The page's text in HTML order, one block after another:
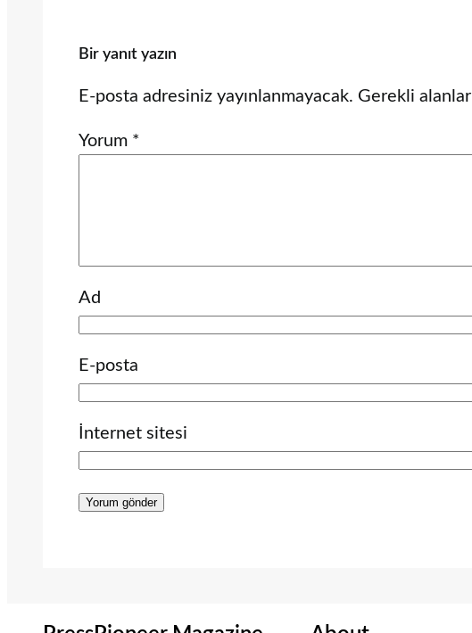
Bir yanıt yazın
E-posta adresiniz yayınlanmayacak. Gerekli alanlar
Yorum *
Ad
E-posta
İnternet sitesi